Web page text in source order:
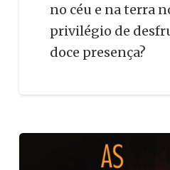
no céu e na terra
privilégio de
doce presença?